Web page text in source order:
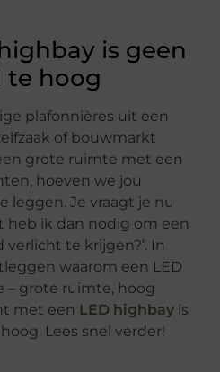
is geen
te hoog
plafonnières uit een
of bouwmarkt
grote ruimte met een
hoeven we jou
leggen. Je vraagt je nu
heb ik dan nodig om een
te krijgen?’. In
waarom een LED
– grote ruimte, hoog
met een LED highbay is
Lees snel verder!